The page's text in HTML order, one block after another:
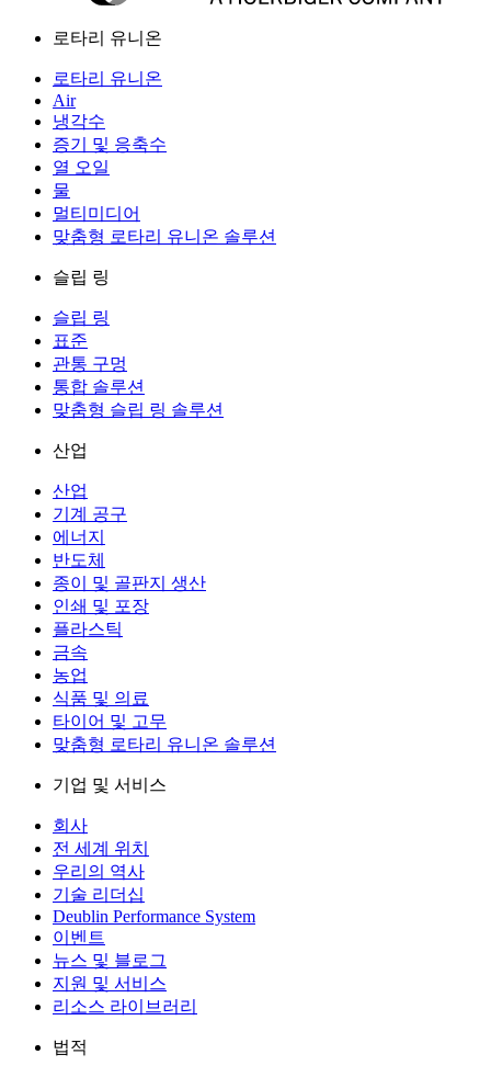
로타리 유니온
로타리 유니온
Air
냉각수
증기 및 응축수
열 오일
물
멀티미디어
맞춤형 로타리 유니온 솔루션
슬립 링
슬립 링
표준
관통 구멍
통합 솔루션
맞춤형 슬립 링 솔루션
산업
산업
기계 공구
에너지
반도체
종이 및 골판지 생산
인쇄 및 포장
플라스틱
금속
농업
식품 및 의료
타이어 및 고무
맞춤형 로타리 유니온 솔루션
기업 및 서비스
회사
전 세계 위치
우리의 역사
기술 리더십
Deublin Performance System
이벤트
뉴스 및 블로그
지원 및 서비스
리소스 라이브러리
법적